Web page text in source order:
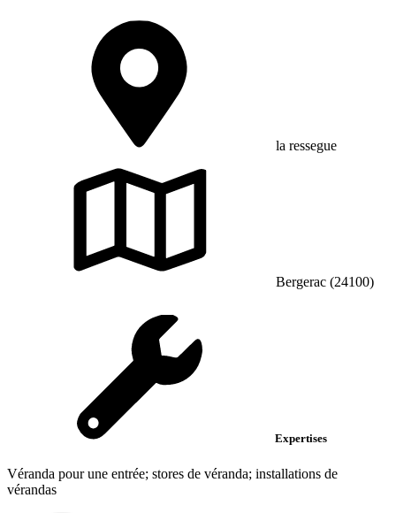
la ressegue
Bergerac (24100)
Expertises
Véranda pour une entrée; stores de véranda; installations de
vérandas